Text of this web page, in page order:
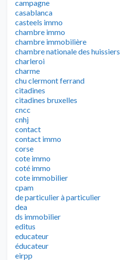
campagne
casablanca
casteels immo
chambre immo
chambre immobilière
chambre nationale des huissiers
charleroi
charme
chu clermont ferrand
citadines
citadines bruxelles
cncc
cnhj
contact
contact immo
corse
cote immo
coté immo
cote immobilier
cpam
de particulier à particulier
dea
ds immobilier
editus
educateur
éducateur
eirpp